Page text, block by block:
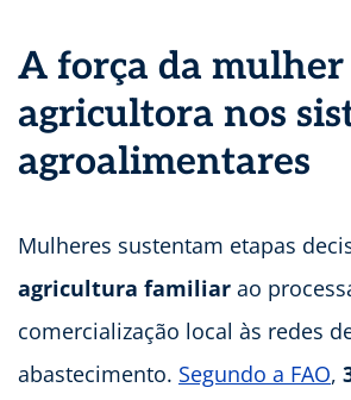
A força da mulher
agricultora nos
agroalimentares
Mulheres sustentam etapas
agricultura familiar ao
comercialização local às redes
abastecimento. Segundo a FAO,